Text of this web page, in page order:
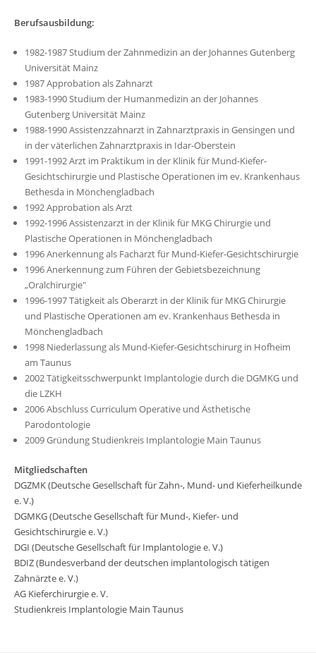
Berufsausbildung:
1982-1987 Studium der Zahnmedizin an der Johannes Gutenberg
Universität Mainz
1987 Approbation als Zahnarzt
1983-1990 Studium der Humanmedizin an der Johannes
Gutenberg Universität Mainz
1988-1990 Assistenzzahnarzt in Zahnarztpraxis in Gensingen und
in der väterlichen Zahnarztpraxis in Idar-Oberstein
1991-1992 Arzt im Praktikum in der Klinik für Mund-Kiefer-
Gesichtschirurgie und Plastische Operationen im ev. Krankenhaus
Bethesda in Mönchengladbach
1992 Approbation als Arzt
1992-1996 Assistenzarzt in der Klinik für MKG Chirurgie und
Plastische Operationen in Mönchengladbach
1996 Anerkennung als Facharzt für Mund-Kiefer-Gesichtschirurgie
1996 Anerkennung zum Führen der Gebietsbezeichnung
„Oralchirurgie"
1996-1997 Tätigkeit als Oberarzt in der Klinik für MKG Chirurgie
und Plastische Operationen am ev. Krankenhaus Bethesda in
Mönchengladbach
1998 Niederlassung als Mund-Kiefer-Gesichtschirurg in Hofheim
am Taunus
2002 Tätigkeitsschwerpunkt Implantologie durch die DGMKG und
die LZKH
2006 Abschluss Curriculum Operative und Ästhetische
Parodontologie
2009 Gründung Studienkreis Implantologie Main Taunus
Mitgliedschaften
DGZMK (Deutsche Gesellschaft für Zahn-, Mund- und Kieferheilkunde
e. V.)
DGMKG (Deutsche Gesellschaft für Mund-, Kiefer- und
Gesichtschirurgie e. V.)
DGI (Deutsche Gesellschaft für Implantologie e. V.)
BDIZ (Bundesverband der deutschen implantologisch tätigen
Zahnärzte e. V.)
AG Kieferchirurgie e. V.
Studienkreis Implantologie Main Taunus